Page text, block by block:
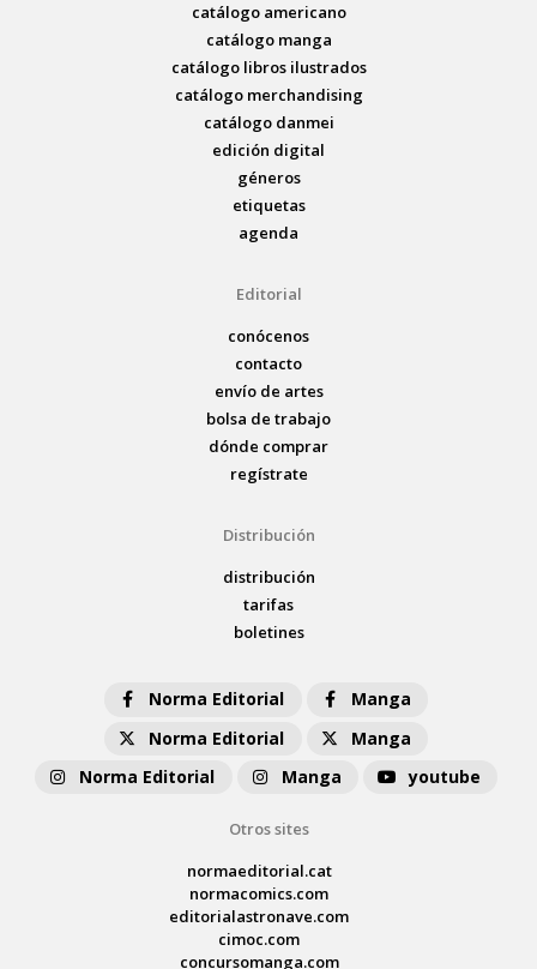
catálogo americano
catálogo manga
catálogo libros ilustrados
catálogo merchandising
catálogo danmei
edición digital
géneros
etiquetas
agenda
Editorial
conócenos
contacto
envío de artes
bolsa de trabajo
dónde comprar
regístrate
Distribución
distribución
tarifas
boletines
Norma Editorial
Manga
Norma Editorial
Manga
Norma Editorial
Manga youtube
Otros sites
normaeditorial.cat
normacomics.com
editorialastronave.com
cimoc.com
concursomanga.com